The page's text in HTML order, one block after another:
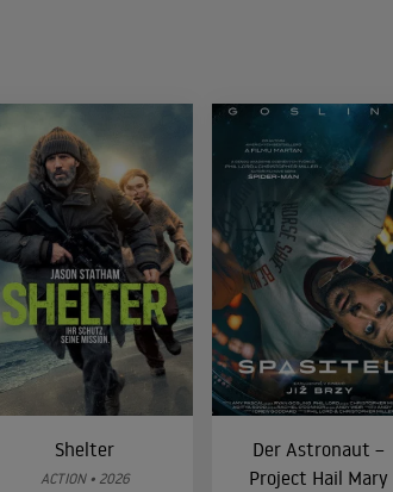
Shelter
ACTION • 2026
Der Astronaut –
Project Hail Mary